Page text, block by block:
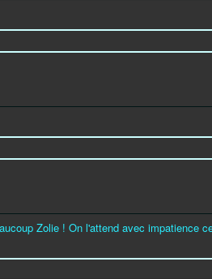
Zolie ! On l'attend avec impatience